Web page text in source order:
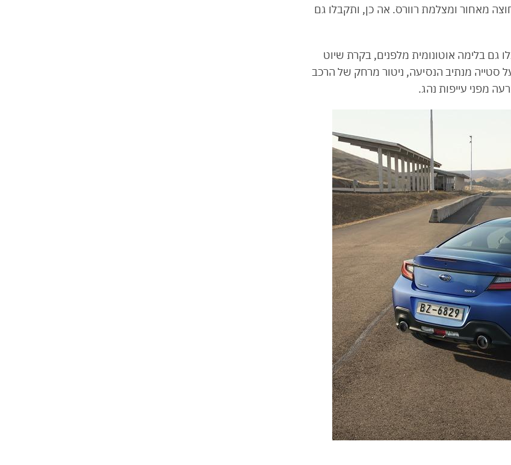
מאחור ומצלמת רוורס. אה כן, ותקבלו גם
בלימה אוטונומית מלפנים, בקרת שיוט
סטייה מנתיב הנסיעה, ניטור מרחק של הרכב
מפני עייפות נהג.